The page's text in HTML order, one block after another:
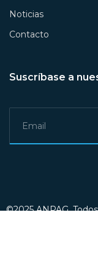
Noticias
Contacto
Suscríbase a
©2025 ANPAG.